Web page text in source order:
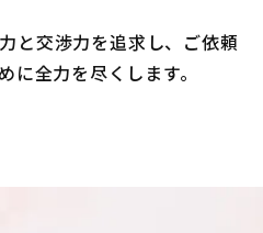
と交渉力を追求し、ご依頼
に全力を尽くします。